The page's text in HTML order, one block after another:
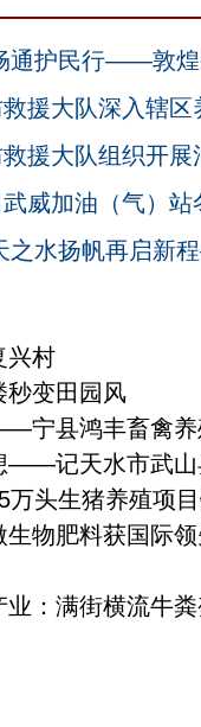
通护民行——敦煌
援大队深入辖区
援大队组织开展
威加油（气）站
之水扬帆再启新
兴村
秒变田园风
宁县鸿丰畜禽
——记天水市武山
万头生猪养殖项
物肥料获国际
：满街横流牛